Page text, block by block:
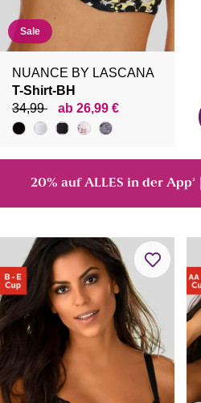
Sale
NUANCE BY LASCANA
T-Shirt-BH
34,99
ab 26,99 €
20% auf ALLES in der App²